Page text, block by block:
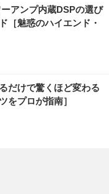
アンプ内蔵DSPの選び
［魅惑のハイエンド・
だけで驚くほど変わる
をプロが指南］